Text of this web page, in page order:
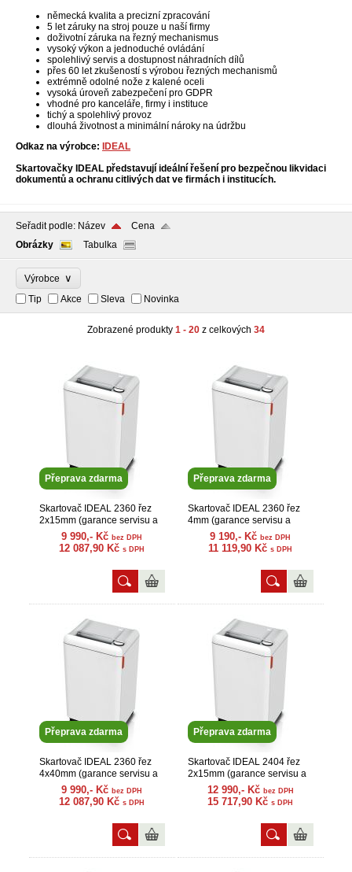
německá kvalita a precizní zpracování
5 let záruky na stroj pouze u naší firmy
doživotní záruka na řezný mechanismus
vysoký výkon a jednoduché ovládání
spolehlivý servis a dostupnost náhradních dílů
přes 60 let zkušeností s výrobou řezných mechanismů
extrémně odolné nože z kalené oceli
vysoká úroveň zabezpečení pro GDPR
vhodné pro kanceláře, firmy i instituce
tichý a spolehlivý provoz
dlouhá životnost a minimální nároky na údržbu
Odkaz na výrobce:
IDEAL
Skartovačky IDEAL představují ideální řešení pro bezpečnou likvidaci
dokumentů a ochranu citlivých dat ve firmách i institucích.
Seřadit podle: Název
Cena
Obrázky
Tabulka
Výrobce ∨
Tip Akce Sleva Novinka
Zobrazené produkty 1 - 20 z celkových 34
Přeprava zdarma
Skartovač IDEAL 2360 řez
2x15mm (garance servisu a
náhr. dílů)9 990,- Kč bez DPH
12 087,90 Kč s DPH
Přeprava zdarma
Skartovač IDEAL 2360 řez
4mm (garance servisu a
náhr. dílů)9 190,- Kč bez DPH
11 119,90 Kč s DPH
Přeprava zdarma
Skartovač IDEAL 2360 řez
4x40mm (garance servisu a
náhr. dílů)9 990,- Kč bez DPH
12 087,90 Kč s DPH
Přeprava zdarma
Skartovač IDEAL 2404 řez
2x15mm (garance servisu a
náhr. dílů)
12 990,- Kč bez DPH
15 717,90 Kč s DPH